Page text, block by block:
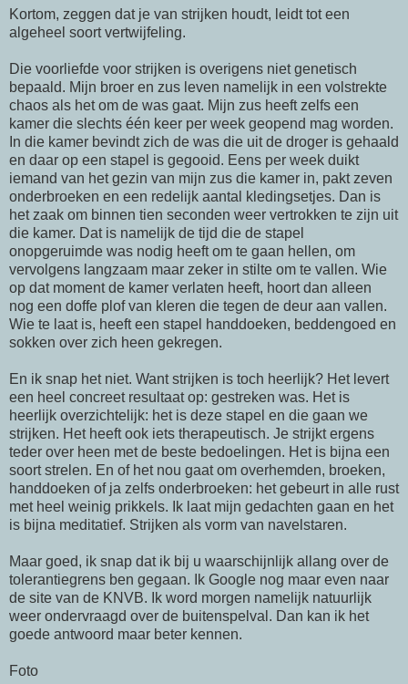
Kortom, zeggen dat je van strijken houdt, leidt tot een
algeheel soort vertwijfeling.
Die voorliefde voor strijken is overigens niet genetisch
bepaald. Mijn broer en zus leven namelijk in een volstrekte
chaos als het om de was gaat. Mijn zus heeft zelfs een
kamer die slechts één keer per week geopend mag worden.
In die kamer bevindt zich de was die uit de droger is gehaald
en daar op een stapel is gegooid. Eens per week duikt
iemand van het gezin van mijn zus die kamer in, pakt zeven
onderbroeken en een redelijk aantal kledingsetjes. Dan is
het zaak om binnen tien seconden weer vertrokken te zijn uit
die kamer. Dat is namelijk de tijd die de stapel
onopgeruimde was nodig heeft om te gaan hellen, om
vervolgens langzaam maar zeker in stilte om te vallen. Wie
op dat moment de kamer verlaten heeft, hoort dan alleen
nog een doffe plof van kleren die tegen de deur aan vallen.
Wie te laat is, heeft een stapel handdoeken, beddengoed en
sokken over zich heen gekregen.
En ik snap het niet. Want strijken is toch heerlijk? Het levert
een heel concreet resultaat op: gestreken was. Het is
heerlijk overzichtelijk: het is deze stapel en die gaan we
strijken. Het heeft ook iets therapeutisch. Je strijkt ergens
teder over heen met de beste bedoelingen. Het is bijna een
soort strelen. En of het nou gaat om overhemden, broeken,
handdoeken of ja zelfs onderbroeken: het gebeurt in alle rust
met heel weinig prikkels. Ik laat mijn gedachten gaan en het
is bijna meditatief. Strijken als vorm van navelstaren.
Maar goed, ik snap dat ik bij u waarschijnlijk allang over de
tolerantiegrens ben gegaan. Ik Google nog maar even naar
de site van de KNVB. Ik word morgen namelijk natuurlijk
weer ondervraagd over de buitenspelval. Dan kan ik het
goede antwoord maar beter kennen.
Foto